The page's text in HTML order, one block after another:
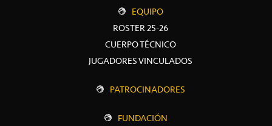
EQUIPO
ROSTER 25-26
CUERPO TÉCNICO
JUGADORES VINCULADOS
PATROCINADORES
FUNDACIÓN